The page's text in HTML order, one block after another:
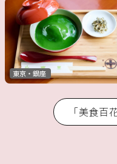
東京・銀座
「美食百